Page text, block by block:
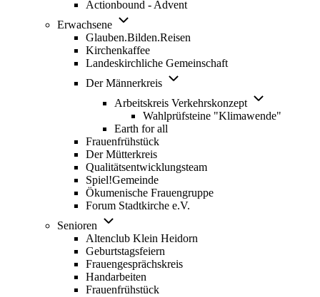
Actionbound - Advent
Erwachsene
Unternavigation von Erwachsene
Glauben.Bilden.Reisen
Kirchenkaffee
Landeskirchliche Gemeinschaft
Der Männerkreis
Unternavigation von Der
Arbeitskreis Verkehrskonzept
Wahlprüfsteine "Klimawende"
Earth for all
Frauenfrühstück
Der Mütterkreis
Qualitätsentwicklungsteam
Spiel!Gemeinde
Ökumenische Frauengruppe
Forum Stadtkirche e.V.
Senioren
Unternavigation von Senioren
Altenclub Klein Heidorn
Geburtstagsfeiern
Frauengesprächskreis
Handarbeiten
Frauenfrühstück